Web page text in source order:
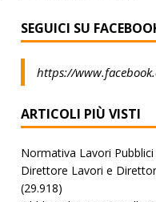
SEGUICI SU
https://
ARTICOLI PIÙ VISTI
Normativa Lavori Pubblici
Direttore Lavori e
(29.918)